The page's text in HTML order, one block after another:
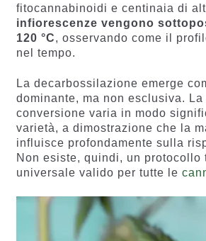
fitocannabinoidi e centinaia di
infiorescenze vengono
120 °C, osservando come il
nel tempo.
La decarbossilazione emerge
dominante, ma non esclusiva.
conversione varia in modo
varietà, a dimostrazione che la
influisce profondamente sulla
Non esiste, quindi, un protocollo
universale valido per tutte le